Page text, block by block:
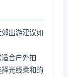
出游建议如
合户外拍
光线柔和的